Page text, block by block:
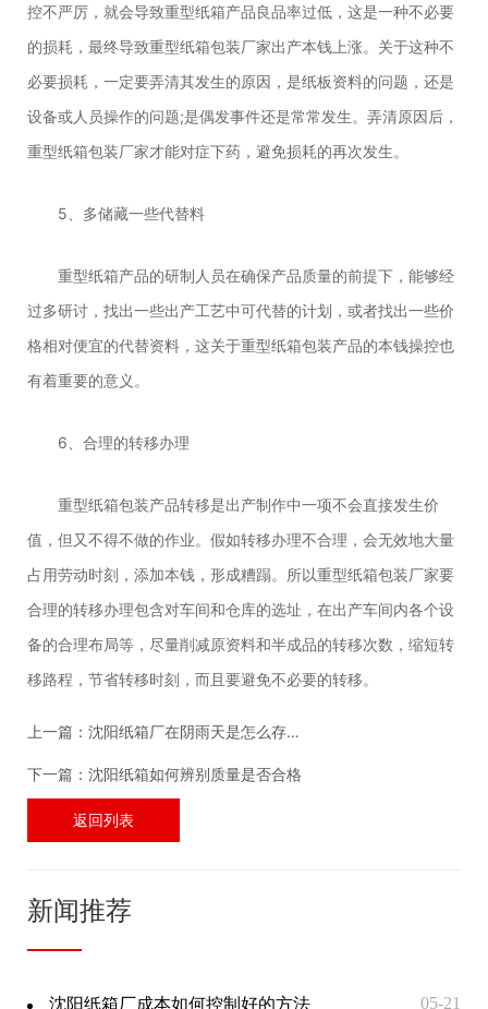
控不严厉，就会导致重型纸箱产品良品率过低，这是一种不必要
的损耗，最终导致重型纸箱包装厂家出产本钱上涨。关于这种不
必要损耗，一定要弄清其发生的原因，是纸板资料的问题，还是
设备或人员操作的问题;是偶发事件还是常常发生。弄清原因后，
重型纸箱包装厂家才能对症下药，避免损耗的再次发生。
5、多储藏一些代替料
重型纸箱产品的研制人员在确保产品质量的前提下，能够经
过多研讨，找出一些出产工艺中可代替的计划，或者找出一些价
格相对便宜的代替资料，这关于重型纸箱包装产品的本钱操控也
有着重要的意义。
6、合理的转移办理
重型纸箱包装产品转移是出产制作中一项不会直接发生价
值，但又不得不做的作业。假如转移办理不合理，会无效地大量
占用劳动时刻，添加本钱，形成糟蹋。所以重型纸箱包装厂家要
合理的转移办理包含对车间和仓库的选址，在出产车间内各个设
备的合理布局等，尽量削减原资料和半成品的转移次数，缩短转
移路程，节省转移时刻，而且要避免不必要的转移。
上一篇： 沈阳纸箱厂在阴雨天是怎么存放
下一篇： 沈阳纸箱如何辨别质量是否合格
返回列表
新闻推荐
沈阳纸箱厂成本如何控制好的方法 05-21